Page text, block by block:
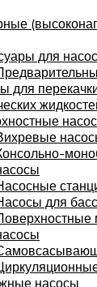
для
для
для
насосы